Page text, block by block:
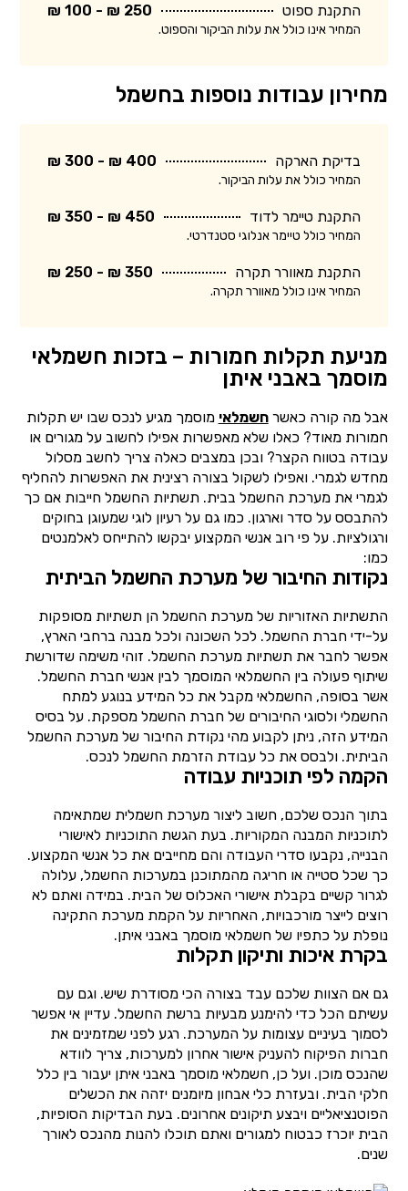
התקנת ספוט 250 ₪ - 100 ₪
המחיר אינו כולל את עלות הביקור והספוט.
מחירון עבודות נוספות בחשמל
בדיקת הארקה 400 ₪ - 300 ₪
המחיר כולל את עלות הביקור.
התקנת טיימר לדוד 450 ₪ - 350 ₪
המחיר כולל טיימר אנלוגי סטנדרטי.
התקנת מאוורר תקרה 350 ₪ - 250 ₪
המחיר אינו כולל מאוורר תקרה.
מניעת תקלות חמורות – בזכות חשמלאי
מוסמך באבני איתן
אבל מה קורה כאשרחשמלאי מוסמך מגיע לנכס שבו יש תקלות
חמורות מאוד? כאלו שלא מאפשרות אפילו לחשוב על מגורים או
עבודה בטווח הקצר? ובכן במצבים כאלה צריך לחשב מסלול
מחדש לגמרי. ואפילו לשקול בצורה רצינית את האפשרות להחליף
לגמרי את מערכת החשמל בבית. תשתיות החשמל חייבות אם כך
להתבסס על סדר וארגון. כמו גם על רעיון לוגי שמעוגן בחוקים
ורגולציות. על פי רוב אנשי המקצוע יבקשו להתייחס לאלמנטים
כמו:
נקודות החיבור של מערכת החשמל הביתית
התשתיות האזוריות של מערכת החשמל הן תשתיות מסופקות
על-ידי חברת החשמל. לכל השכונה ולכל מבנה ברחבי הארץ,
אפשר לחבר את תשתיות מערכת החשמל. זוהי משימה שדורשת
שיתוף פעולה בין החשמלאי המוסמך לבין אנשי חברת החשמל.
אשר בסופה, החשמלאי מקבל את כל המידע בנוגע למתח
החשמלי ולסוגי החיבורים של חברת החשמל מספקת. על בסיס
המידע הזה, ניתן לקבוע מהי נקודת החיבור של מערכת החשמל
הביתית. ולבסס את כל עבודת הזרמת החשמל לנכס.
הקמה לפי תוכניות עבודה
בתוך הנכס שלכם, חשוב ליצור מערכת חשמלית שמתאימה
לתוכניות המבנה המקוריות. בעת הגשת התוכניות לאישורי
הבנייה, נקבעו סדרי העבודה והם מחייבים את כל אנשי המקצוע.
כך שכל סטייה או חריגה מהמתוכנן במערכות החשמל, עלולה
לגרור קשיים בקבלת אישורי האכלוס של הבית. במידה ואתם לא
רוצים לייצר מורכבויות, האחריות על הקמת מערכת התקינה
נופלת על כתפיו של חשמלאי מוסמך באבני איתן.
בקרת איכות ותיקון תקלות
גם אם הצוות שלכם עבד בצורה הכי מסודרת שיש. וגם עם
עשיתם הכל כדי להימנע מבעיות ברשת החשמל. עדיין אי אפשר
לסמוך בעיניים עצומות על המערכת. רגע לפני שמזמינים את
חברות הפיקוח להעניק אישור אחרון למערכות, צריך לוודא
שהנכס מוכן. ועל כן, חשמלאי מוסמך באבני איתן יעבור בין כלל
חלקי הבית. ובעזרת כלי אבחון מיומנים יזהה את הכשלים
הפוטנציאליים ויבצע תיקונים אחרונים. בעת הבדיקות הסופיות,
הבית יוכרז כבטוח למגורים ואתם תוכלו להנות מהנכס לאורך
שנים.